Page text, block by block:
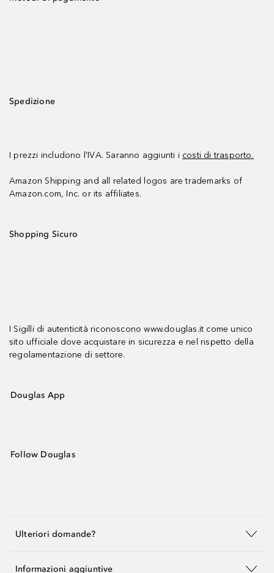
Spedizione
I prezzi includono l’IVA. Saranno aggiunti i costi di trasporto.
Amazon Shipping and all related logos are trademarks of
Amazon.com, Inc. or its affiliates.
Shopping Sicuro
I Sigilli di autenticità riconoscono www.douglas.it come unico
sito ufficiale dove acquistare in sicurezza e nel rispetto della
regolamentazione di settore.
Douglas App
Follow Douglas
Ulteriori domande?
Informazioni aggiuntive